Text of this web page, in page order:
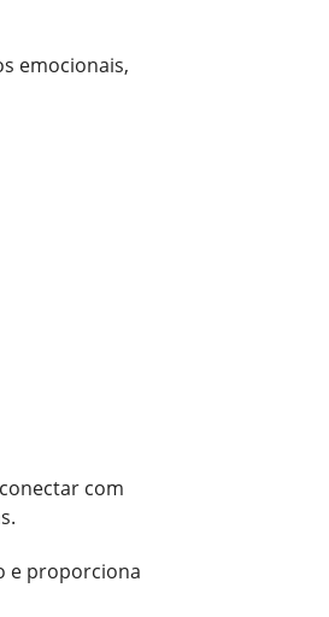
emocionais,
com
e proporciona